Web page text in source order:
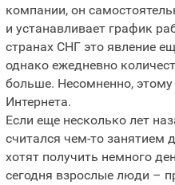
компании, он
и устанавливает график
странах СНГ это явление
однако ежедневно
больше. Несомненно, этому
Интернета.
Если еще несколько лет
считался чем-то занятием
хотят получить немного
сегодня взрослые люди –